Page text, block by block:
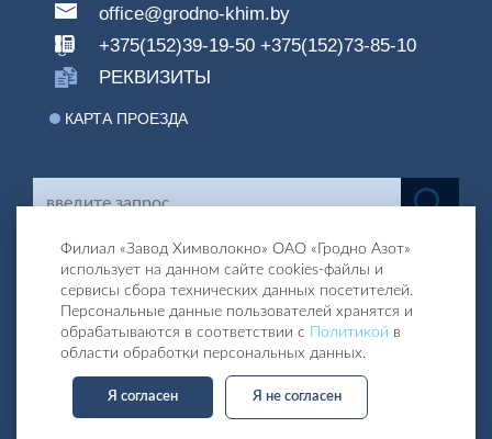
office@grodno-khim.by
+375(152)39-19-50 +375(152)73-85-10
РЕКВИЗИТЫ
КАРТА ПРОЕЗДА
Разработка и поддержка сайта:
Филиал «Завод Химволокно» ОАО «Гродно Азот»
использует на данном сайте cookies-файлы и
сервисы сбора технических данных посетителей.
Персональные данные пользователей хранятся и
обрабатываются в соответствии с
Политикой в
области обработки персональных данных.
Я согласен Я не согласен